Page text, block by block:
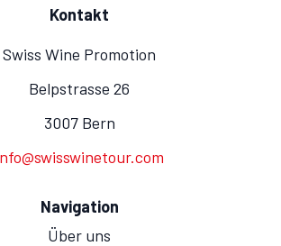
Kontakt
Swiss Wine Promotion
Belpstrasse 26
3007 Bern
Navigation
Über uns